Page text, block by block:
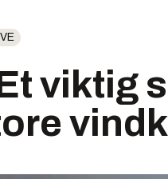
viktig